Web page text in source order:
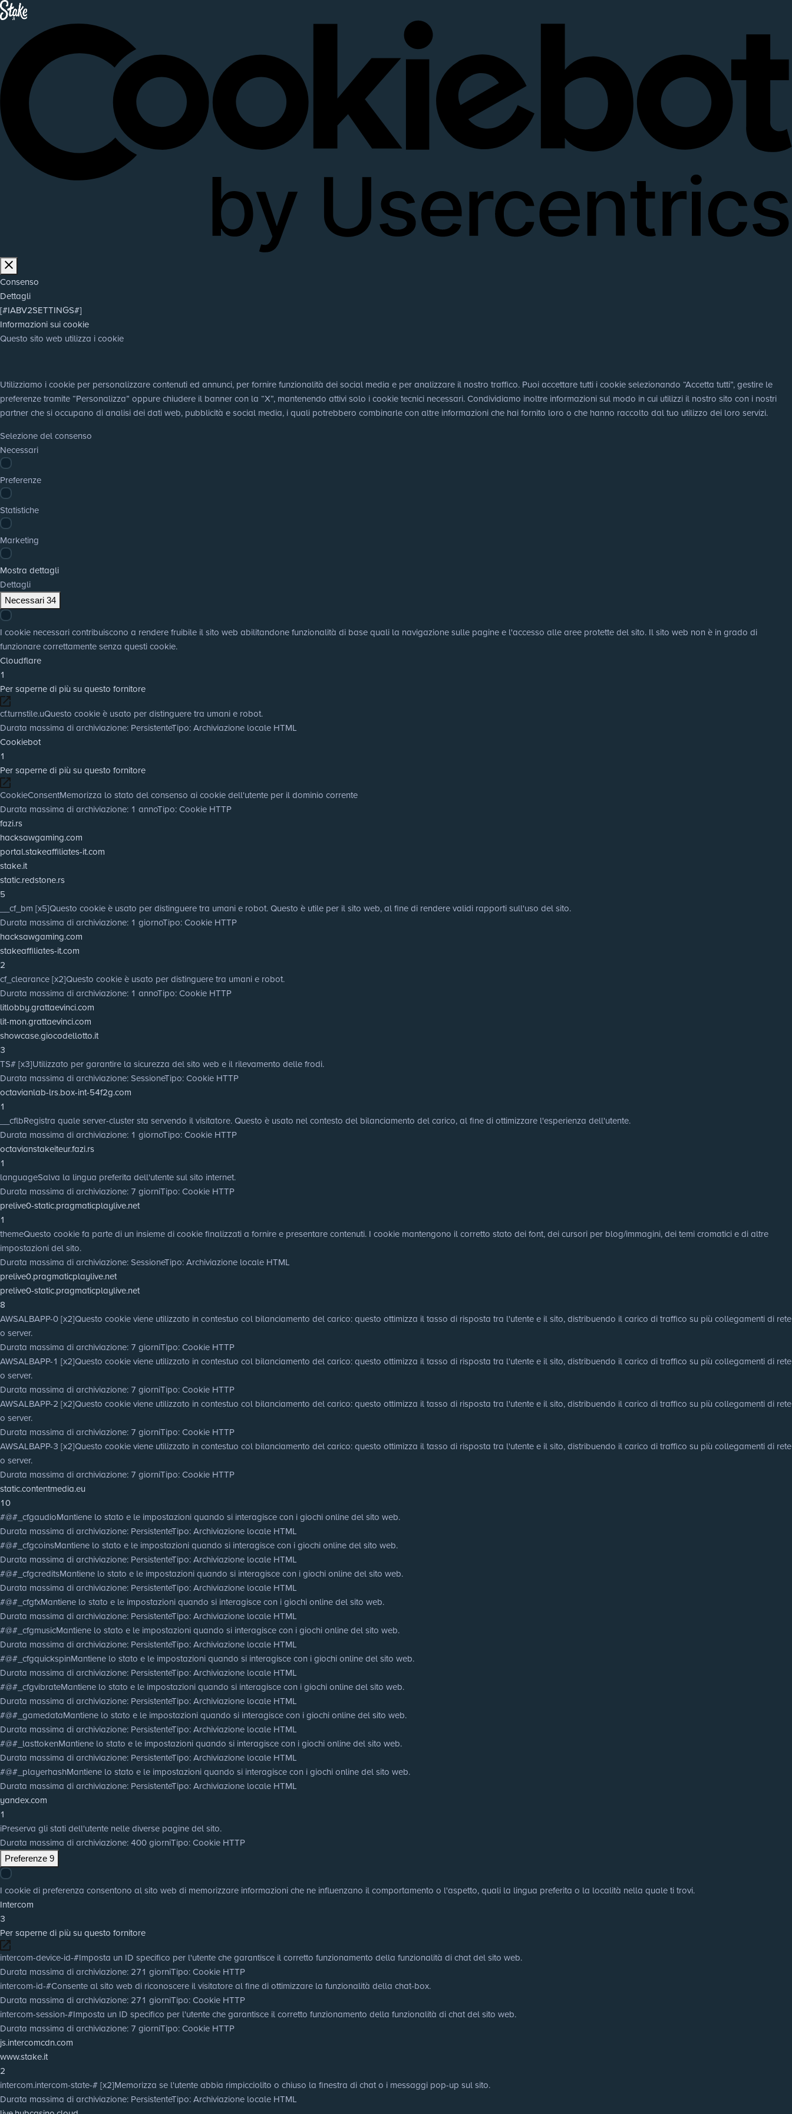
Consenso
Dettagli
[#IABV2SETTINGS#]
Informazioni sui cookie
Questo sito web utilizza i cookie
Utilizziamo i cookie per personalizzare contenuti ed annunci, per fornire funzionalità dei social media e per analizzare il nostro traffico. Puoi accettare tutti i cookie selezionando “Accetta tutti”, gestire le
preferenze tramite “Personalizza” oppure chiudere il banner con la “X”, mantenendo attivi solo i cookie tecnici necessari. Condividiamo inoltre informazioni sul modo in cui utilizzi il nostro sito con i nostri
partner che si occupano di analisi dei dati web, pubblicità e social media, i quali potrebbero combinarle con altre informazioni che hai fornito loro o che hanno raccolto dal tuo utilizzo dei loro servizi.
Selezione del consenso
Necessari
Preferenze
Statistiche
Marketing
Mostra dettagli
Dettagli
Necessari 34
I cookie necessari contribuiscono a rendere fruibile il sito web abilitandone funzionalità di base quali la navigazione sulle pagine e l'accesso alle aree protette del sito. Il sito web non è in grado di
funzionare correttamente senza questi cookie.
Cloudflare
1
Per saperne di più su questo fornitore
cf.turnstile.uQuesto cookie è usato per distinguere tra umani e robot.
Durata massima di archiviazione: PersistenteTipo: Archiviazione locale HTML
Cookiebot
1
Per saperne di più su questo fornitore
CookieConsentMemorizza lo stato del consenso ai cookie dell'utente per il dominio corrente
Durata massima di archiviazione: 1 annoTipo: Cookie HTTP
fazi.rs
hacksawgaming.com
portal.stakeaffiliates-it.com
stake.it
static.redstone.rs
5
__cf_bm [x5]Questo cookie è usato per distinguere tra umani e robot. Questo è utile per il sito web, al fine di rendere validi rapporti sull'uso del sito.
Durata massima di archiviazione: 1 giornoTipo: Cookie HTTP
hacksawgaming.com
stakeaffiliates-it.com
2
cf_clearance [x2]Questo cookie è usato per distinguere tra umani e robot.
Durata massima di archiviazione: 1 annoTipo: Cookie HTTP
litlobby.grattaevinci.com
lit-mon.grattaevinci.com
showcase.giocodellotto.it
3
TS# [x3]Utilizzato per garantire la sicurezza del sito web e il rilevamento delle frodi.
Durata massima di archiviazione: SessioneTipo: Cookie HTTP
octavianlab-lrs.box-int-54f2g.com
1
__cflbRegistra quale server-cluster sta servendo il visitatore. Questo è usato nel contesto del bilanciamento del carico, al fine di ottimizzare l'esperienza dell'utente.
Durata massima di archiviazione: 1 giornoTipo: Cookie HTTP
octavianstakeiteur.fazi.rs
1
languageSalva la lingua preferita dell'utente sul sito internet.
Durata massima di archiviazione: 7 giorniTipo: Cookie HTTP
prelive0-static.pragmaticplaylive.net
1
themeQuesto cookie fa parte di un insieme di cookie finalizzati a fornire e presentare contenuti. I cookie mantengono il corretto stato dei font, dei cursori per blog/immagini, dei temi cromatici e di altre
impostazioni del sito.
Durata massima di archiviazione: SessioneTipo: Archiviazione locale HTML
prelive0.pragmaticplaylive.net
prelive0-static.pragmaticplaylive.net
8
AWSALBAPP-0 [x2]Questo cookie viene utilizzato in contestuo col bilanciamento del carico: questo ottimizza il tasso di risposta tra l'utente e il sito, distribuendo il carico di traffico su più collegamenti di rete
o server.
Durata massima di archiviazione: 7 giorniTipo: Cookie HTTP
AWSALBAPP-1 [x2]Questo cookie viene utilizzato in contestuo col bilanciamento del carico: questo ottimizza il tasso di risposta tra l'utente e il sito, distribuendo il carico di traffico su più collegamenti di rete
o server.
Durata massima di archiviazione: 7 giorniTipo: Cookie HTTP
AWSALBAPP-2 [x2]Questo cookie viene utilizzato in contestuo col bilanciamento del carico: questo ottimizza il tasso di risposta tra l'utente e il sito, distribuendo il carico di traffico su più collegamenti di rete
o server.
Durata massima di archiviazione: 7 giorniTipo: Cookie HTTP
AWSALBAPP-3 [x2]Questo cookie viene utilizzato in contestuo col bilanciamento del carico: questo ottimizza il tasso di risposta tra l'utente e il sito, distribuendo il carico di traffico su più collegamenti di rete
o server.
Durata massima di archiviazione: 7 giorniTipo: Cookie HTTP
static.contentmedia.eu
10
#@#_cfgaudioMantiene lo stato e le impostazioni quando si interagisce con i giochi online del sito web.
Durata massima di archiviazione: PersistenteTipo: Archiviazione locale HTML
#@#_cfgcoinsMantiene lo stato e le impostazioni quando si interagisce con i giochi online del sito web.
Durata massima di archiviazione: PersistenteTipo: Archiviazione locale HTML
#@#_cfgcreditsMantiene lo stato e le impostazioni quando si interagisce con i giochi online del sito web.
Durata massima di archiviazione: PersistenteTipo: Archiviazione locale HTML
#@#_cfgfxMantiene lo stato e le impostazioni quando si interagisce con i giochi online del sito web.
Durata massima di archiviazione: PersistenteTipo: Archiviazione locale HTML
#@#_cfgmusicMantiene lo stato e le impostazioni quando si interagisce con i giochi online del sito web.
Durata massima di archiviazione: PersistenteTipo: Archiviazione locale HTML
#@#_cfgquickspinMantiene lo stato e le impostazioni quando si interagisce con i giochi online del sito web.
Durata massima di archiviazione: PersistenteTipo: Archiviazione locale HTML
#@#_cfgvibrateMantiene lo stato e le impostazioni quando si interagisce con i giochi online del sito web.
Durata massima di archiviazione: PersistenteTipo: Archiviazione locale HTML
#@#_gamedataMantiene lo stato e le impostazioni quando si interagisce con i giochi online del sito web.
Durata massima di archiviazione: PersistenteTipo: Archiviazione locale HTML
#@#_lasttokenMantiene lo stato e le impostazioni quando si interagisce con i giochi online del sito web.
Durata massima di archiviazione: PersistenteTipo: Archiviazione locale HTML
#@#_playerhashMantiene lo stato e le impostazioni quando si interagisce con i giochi online del sito web.
Durata massima di archiviazione: PersistenteTipo: Archiviazione locale HTML
yandex.com
1
iPreserva gli stati dell'utente nelle diverse pagine del sito.
Durata massima di archiviazione: 400 giorniTipo: Cookie HTTP
Preferenze 9
I cookie di preferenza consentono al sito web di memorizzare informazioni che ne influenzano il comportamento o l'aspetto, quali la lingua preferita o la località nella quale ti trovi.
Intercom
3
Per saperne di più su questo fornitore
intercom-device-id-#Imposta un ID specifico per l'utente che garantisce il corretto funzionamento della funzionalità di chat del sito web.
Durata massima di archiviazione: 271 giorniTipo: Cookie HTTP
intercom-id-#Consente al sito web di riconoscere il visitatore al fine di ottimizzare la funzionalità della chat-box.
Durata massima di archiviazione: 271 giorniTipo: Cookie HTTP
intercom-session-#Imposta un ID specifico per l'utente che garantisce il corretto funzionamento della funzionalità di chat del sito web.
Durata massima di archiviazione: 7 giorniTipo: Cookie HTTP
js.intercomcdn.com
www.stake.it
2
intercom.intercom-state-# [x2]Memorizza se l'utente abbia rimpicciolito o chiuso la finestra di chat o i messaggi pop-up sul sito.
Durata massima di archiviazione: PersistenteTipo: Archiviazione locale HTML